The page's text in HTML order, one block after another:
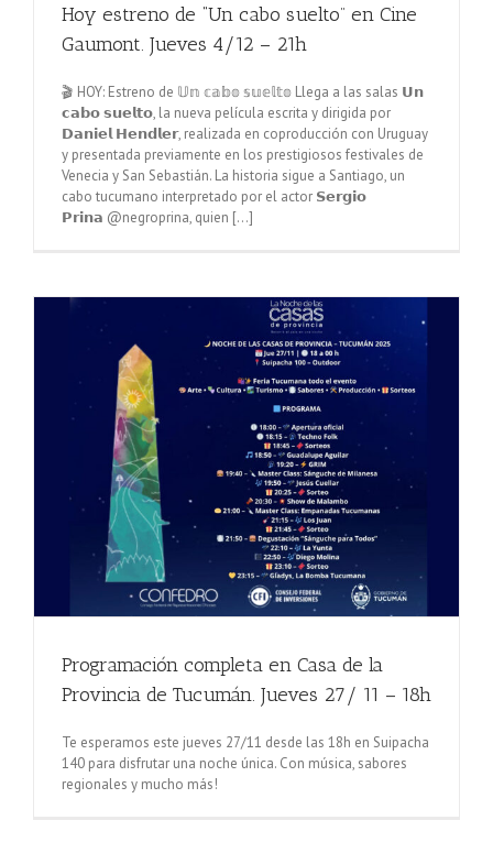
Hoy estreno de “Un cabo suelto” en Cine
Gaumont. Jueves 4/12 – 21h
🎬 HOY: Estreno de 𝕌𝕟 𝕔𝕒𝕓𝕠 𝕤𝕦𝕖𝕝𝕥𝕠 Llega a las salas 𝗨𝗻
𝗰𝗮𝗯𝗼 𝘀𝘂𝗲𝗹𝘁𝗼, la nueva película escrita y dirigida por
𝗗𝗮𝗻𝗶𝗲𝗹 𝗛𝗲𝗻𝗱𝗹𝗲𝗿, realizada en coproducción con Uruguay
y presentada previamente en los prestigiosos festivales de
Venecia y San Sebastián. La historia sigue a Santiago, un
cabo tucumano interpretado por el actor 𝗦𝗲𝗿𝗴𝗶𝗼
𝗣𝗿𝗶𝗻𝗮 @negroprina, quien [...]
Programación completa en Casa de la
Provincia de Tucumán. Jueves 27/ 11 – 18h
Te esperamos este jueves 27/11 desde las 18h en Suipacha
140 para disfrutar una noche única. Con música, sabores
regionales y mucho más!